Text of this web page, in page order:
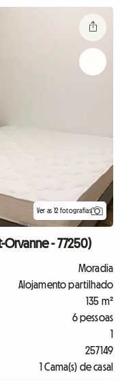
Ver as 12 fotografias
Orvanne - 77250)
Moradia
Alojamento partilhado
135 m²
6 pessoas
1
257149
1 Cama(s) de casal